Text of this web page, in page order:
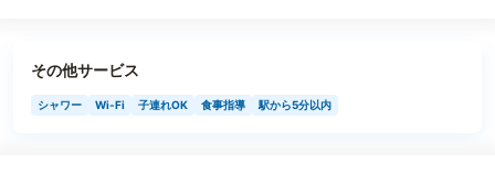
その他サービス
シャワー Wi-Fi 子連れOK 食事指導 駅から5分以内